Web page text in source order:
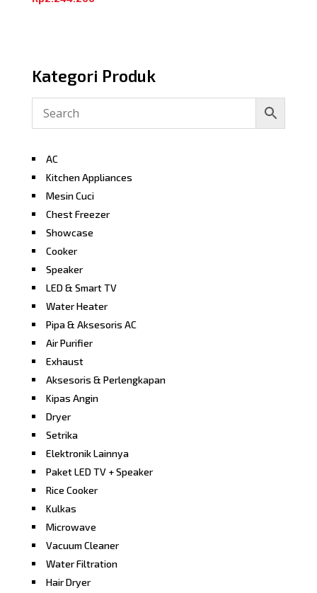
Kategori Produk
AC
Kitchen Appliances
Mesin Cuci
Chest Freezer
Showcase
Cooker
Speaker
LED & Smart TV
Water Heater
Pipa & Aksesoris AC
Air Purifier
Exhaust
Aksesoris & Perlengkapan
Kipas Angin
Dryer
Setrika
Elektronik Lainnya
Paket LED TV + Speaker
Rice Cooker
Kulkas
Microwave
Vacuum Cleaner
Water Filtration
Hair Dryer